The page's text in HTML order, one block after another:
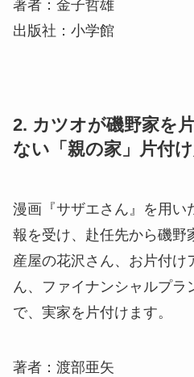
著者：金子哲雄
出版社：小学館
2. カツオが磯野家を
ない「親の家」片付
漫画『サザエさん』を用い
報を受け、赴任先から磯野
産屋の花沢さん、お片付け
ん、ファイナンシャルプラ
で、実家を片付けます。
著者：渡部亜矢